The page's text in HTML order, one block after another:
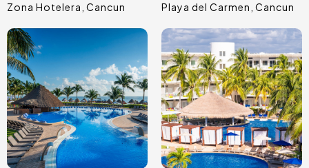
Zona Hotelera Cancun Playa del Carmen Cancun
Image Image